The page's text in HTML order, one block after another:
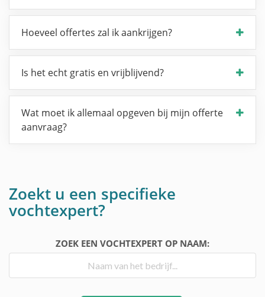
Hoeveel offertes zal ik aankrijgen?
Is het echt gratis en vrijblijvend?
Wat moet ik allemaal opgeven bij mijn offerte
aanvraag?
Zoekt u een specifieke
vochtexpert?
ZOEK EEN VOCHTEXPERT OP NAAM: